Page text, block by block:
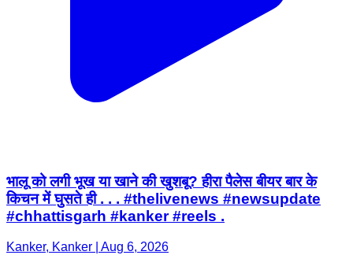
भालू को लगी भूख या खाने की खुशबू? हीरा पैलेस बीयर बार के
किचन में घुसते ही . . . #thelivenews #newsupdate
#chhattisgarh #kanker #reels .
Kanker, Kanker | Aug 6, 2026